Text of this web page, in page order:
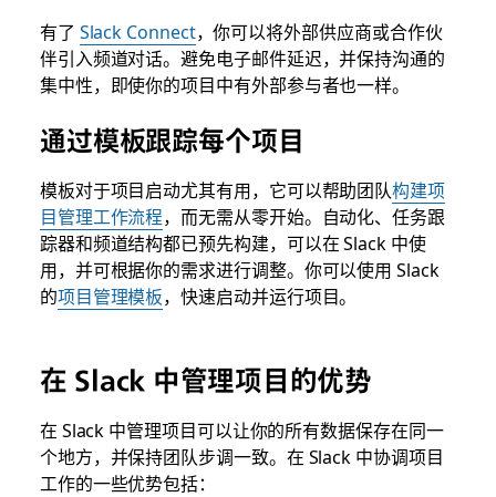
有了 Slack Connect，你可以将外部供应商或合作伙
伴引入频道对话。避免电子邮件延迟，并保持沟通的
集中性，即使你的项目中有外部参与者也一样。
通过模板跟踪每个项目
模板对于项目启动尤其有用，它可以帮助团队构建项
目管理工作流程，而无需从零开始。自动化、任务跟
踪器和频道结构都已预先构建，可以在 Slack 中使
用，并可根据你的需求进行调整。你可以使用 Slack
的项目管理模板，快速启动并运行项目。
在 Slack 中管理项目的优势
在 Slack 中管理项目可以让你的所有数据保存在同一
个地方，并保持团队步调一致。在 Slack 中协调项目
工作的一些优势包括：